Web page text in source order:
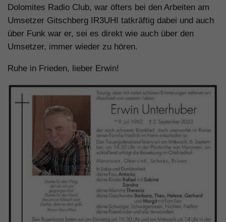
Dolomites Radio Club, war öfters bei den Arbeiten am
Umsetzer Gitschberg IR3UHI tatkräftig dabei und auch
über Funk war er, sei es direkt wie auch über den
Umsetzer, immer wieder zu hören.
Ruhe in Frieden, lieber Erwin!